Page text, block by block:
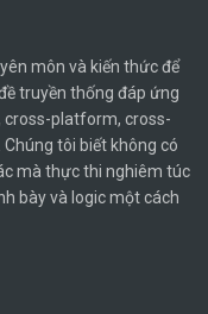
môn và kiến ​​thức để
truyền thống đáp ứng
cross-platform, cross-
tôi biết không có
mà thực thi nghiêm túc
bày và logic một cách